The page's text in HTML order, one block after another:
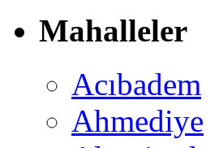
Mahalleler
Acıbadem
Ahmediye